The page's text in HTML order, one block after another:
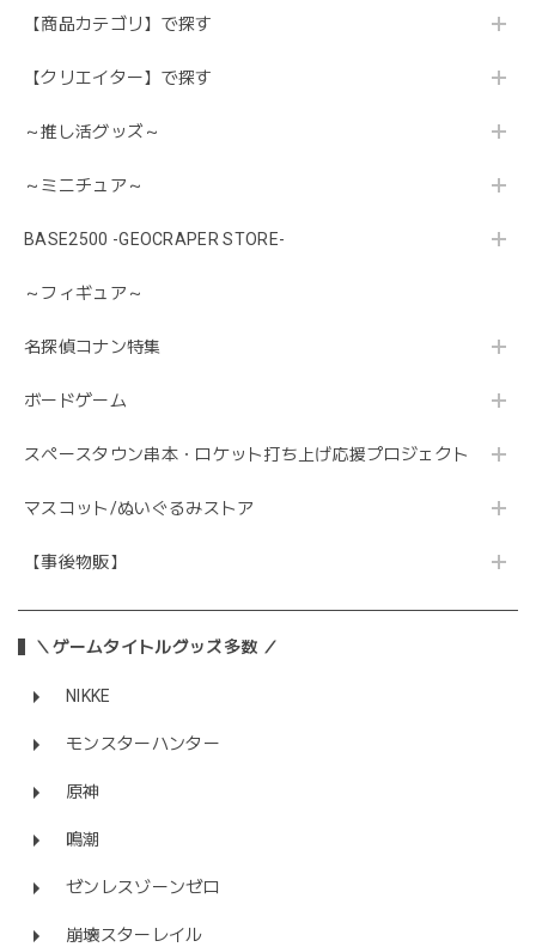
【商品カテゴリ】で探す
【クリエイター】で探す
～推し活グッズ～
～ミニチュア～
BASE2500 -GEOCRAPER STORE-
～フィギュア～
名探偵コナン特集
ボードゲーム
スペースタウン串本・ロケット打ち上げ応援プロジェクト
マスコット/ぬいぐるみストア
【事後物販】
＼ゲームタイトルグッズ多数 ／
NIKKE
モンスターハンター
原神
鳴潮
ゼンレスゾーンゼロ
崩壊スターレイル